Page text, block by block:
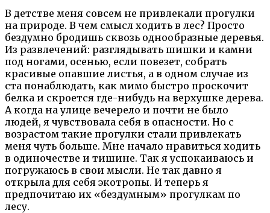
В детстве меня совсем не привлекали прогулки
на природе. В чем смысл ходить в лес? Просто
бездумно бродишь сквозь однообразные деревья.
Из развлечений: разглядывать шишки и камни
под ногами, осенью, если повезет, собрать
красивые опавшие листья, а в одном случае из
ста понаблюдать, как мимо быстро проскочит
белка и скроется где-нибудь на верхушке дерева.
А когда на улице вечерело и почти не было
людей, я чувствовала себя в опасности. Но с
возрастом такие прогулки стали привлекать
меня чуть больше. Мне начало нравиться ходить
в одиночестве и тишине. Так я успокаиваюсь и
погружаюсь в свои мысли. Не так давно я
открыла для себя экотропы. И теперь я
предпочитаю их «бездумным» прогулкам по
лесу.